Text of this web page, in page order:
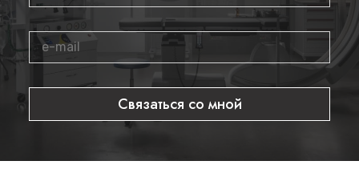
Связаться со мной